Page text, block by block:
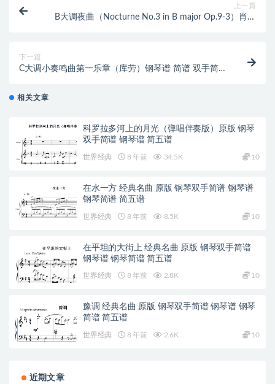
上一篇
B大调夜曲（Nocturne No.3 in B major Op.9-3）肖邦
下一篇
C大调小奏鸣曲第一乐章（库劳）钢琴谱 简谱 双手简谱
相关文章
科罗拉多河上的月光（弹唱伴奏版）原版 钢琴
双手简谱 钢琴谱 简五谱
世界经典 8 年前 34.5K 10
在水一方 经典名曲 原版 钢琴双手简谱 钢琴谱
钢琴简谱 简五谱
世界经典 8 年前 8.5K 10
在平坦的大街上 经典名曲 原版 钢琴双手简谱
钢琴谱 钢琴简谱 简五谱
世界经典 8 年前 2.8K 10
豫调 经典名曲 原版 钢琴双手简谱 钢琴谱 钢琴
简谱 简五谱
世界经典 8 年前 2.6K 10
近期文章